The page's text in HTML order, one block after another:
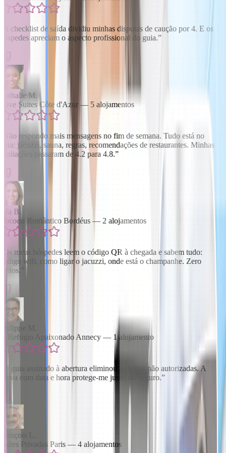
A checklist de saída dividiu minhas disputas de caução por 4. E os
apreciam o aspecto profissional do guia.”
M.
Suites Côte d'Azur — 5 alojamentos
Não respondo mais mensagens no fim de semana. Tudo está no
jacuzzi, sauna, regras, recomendações de restaurantes. Minhas
passaram de 4.2 para 4.8.”
B.
Romântico Bordéus — 2 alojamentos
Os meus hóspedes leem o código QR à chegada e sabem tudo:
wifi, como ligar o jacuzzi, onde está o champanhe. Zero
M.
Refúgio Apaixonado Annecy — 1 alojamento
O guia assinado à abertura eliminou as festas não autorizadas. A
com data e hora protege-me junto do seguro.”
L.
Privadas Paris — 4 alojamentos